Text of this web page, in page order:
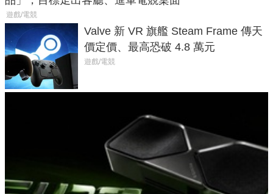
遊戲/電競
Valve 新 VR 旗艦 Steam Frame 傳天
價定價、最高恐破 4.8 萬元
遊戲/電競